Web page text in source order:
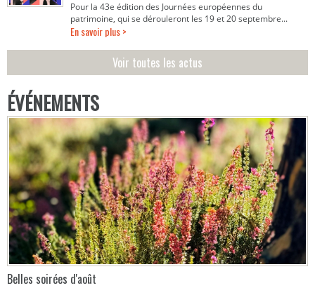
Pour la 43e édition des Journées européennes du
patrimoine, qui se dérouleront les 19 et 20 septembre...
En savoir plus >
Voir toutes les actus
ÉVÉNEMENTS
Belles soirées d'août